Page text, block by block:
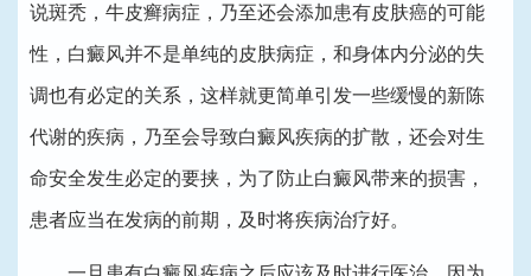
说斑秃，牛皮癣病症，乃至还会添加患有皮肤癌的可能
性，白癜风并不是单纯的皮肤病症，和身体内分泌的失
调也有必定的关系，这样就更简单引发一些缓慢的新陈
代谢的疾病，乃至会导致白癜风疾病的扩散，还会对生
命安全发生必定的要挟，为了防止白癜风带来的损害，
患者应当在发病的前期，及时将疾病治疗好。